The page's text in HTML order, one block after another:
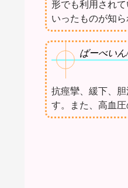
形でも利用され
いったものが知
ばーべい
抗痙攣、緩下、
す。また、高血